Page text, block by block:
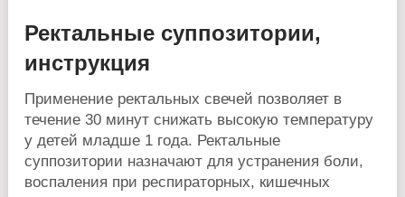
Ректальные суппозитории,
инструкция
Применение ректальных свечей позволяет в
течение 30 минут снижать высокую температуру
у детей младше 1 года. Ректальные
суппозитории назначают для устранения боли,
воспаления при респираторных, кишечных